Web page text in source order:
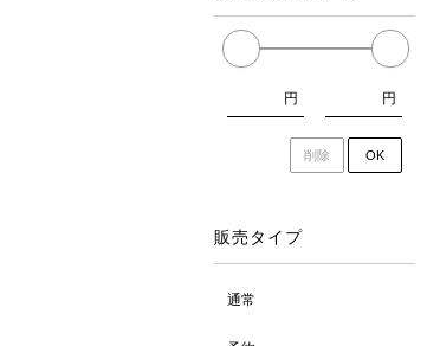
円 円
削除 OK
販売タイプ
通常